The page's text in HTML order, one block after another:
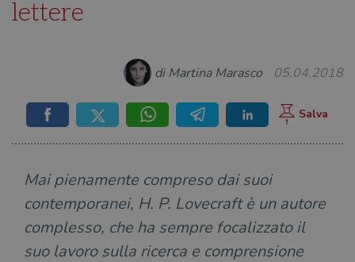
lettere
di Martina Marasco 05.04.2018
Mai pienamente compreso dai suoi
contemporanei, H. P. Lovecraft è un autore
complesso, che ha sempre focalizzato il
suo lavoro sulla ricerca e comprensione